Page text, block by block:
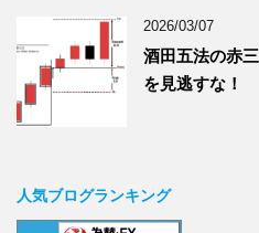
2026/03/07
酒田五法の赤
を見逃すな！
人気ブログランキング